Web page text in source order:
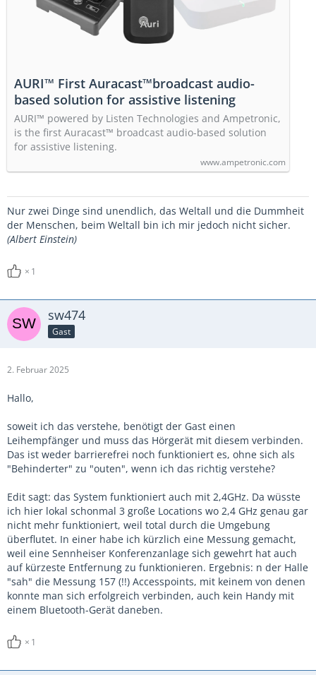
AURI™ First Auracast™broadcast audio-
based solution for assistive listening
AURI™ powered by Listen Technologies and Ampetronic,
is the first Auracast™ broadcast audio-based solution
for assistive listening.
www.ampetronic.com
Nur zwei Dinge sind unendlich, das Weltall und die Dummheit
der Menschen, beim Weltall bin ich mir jedoch nicht sicher.
(Albert Einstein)
1
sw474
Gast
2. Februar 2025
Hallo,
soweit ich das verstehe, benötigt der Gast einen
Leihempfänger und muss das Hörgerät mit diesem verbinden.
Das ist weder barrierefrei noch funktioniert es, ohne sich als
"Behinderter" zu "outen", wenn ich das richtig verstehe?
Edit sagt: das System funktioniert auch mit 2,4GHz. Da wüsste
ich hier lokal schonmal 3 große Locations wo 2,4 GHz genau gar
nicht mehr funktioniert, weil total durch die Umgebung
überflutet. In einer habe ich kürzlich eine Messung gemacht,
weil eine Sennheiser Konferenzanlage sich gewehrt hat auch
auf kürzeste Entfernung zu funktionieren. Ergebnis: n der Halle
"sah" die Messung 157 (!!) Accesspoints, mit keinem von denen
konnte man sich erfolgreich verbinden, auch kein Handy mit
einem Bluetooth-Gerät daneben.
1